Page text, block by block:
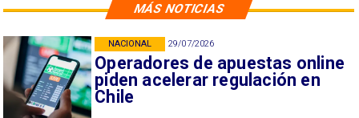
MÁS NOTICIAS
29/07/2026
Operadores de apuestas online
piden acelerar regulación en
Chile
NACIONAL